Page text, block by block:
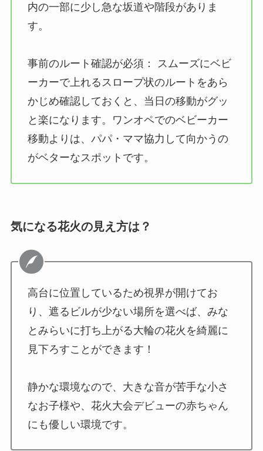
内の一部に少し急な坂道や階段がありま
す。
事前のルート確認が必須： スムーズにベビ
ーカーで上れるスロープ状のルートをあら
かじめ確認しておくと、当日の移動がグッ
と楽になります。ワンオペでのベビーカー
移動よりは、パパ・ママ協力して向かうの
がベターなスポットです。
気になる花火の見え方は？
高台に位置しているため視界が開けてお
り、遮るビルが少ない場所を選べば、みな
とみらいに打ち上がる大輪の花火を綺麗に
見下ろすことができます！
静かな環境なので、大きな音が苦手な小さ
なお子様や、花火大会デビューの赤ちゃん
にも優しい環境です。